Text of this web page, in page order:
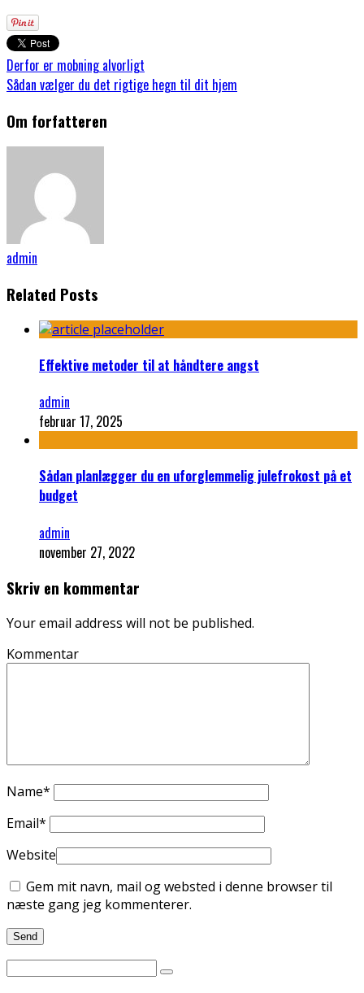
Derfor er mobning alvorligt
Sådan vælger du det rigtige hegn til dit hjem
Om forfatteren
admin
Related Posts
Effektive metoder til at håndtere angst
admin
februar 17, 2025
Sådan planlægger du en uforglemmelig julefrokost på et
budget
admin
november 27, 2022
Skriv en kommentar
Your email address will not be published.
Kommentar
Name*
Email*
Website
Gem mit navn, mail og websted i denne browser til
næste gang jeg kommenterer.